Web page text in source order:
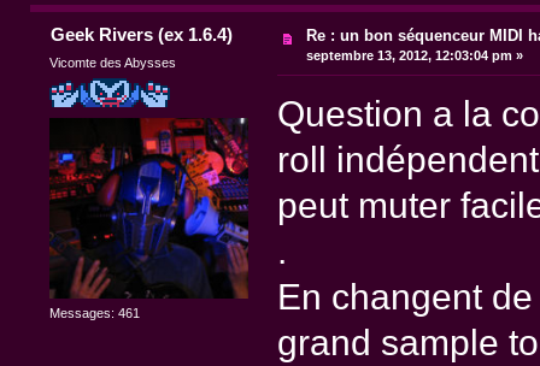
Geek Rivers (ex 1.6.4)
Vicomte des Abysses
Messages: 461
Re : un bon séquenceur MIDI
septembre 13, 2012, 12:03:04 pm »
Question a la
roll
peut muter
.
En changent
grand sample